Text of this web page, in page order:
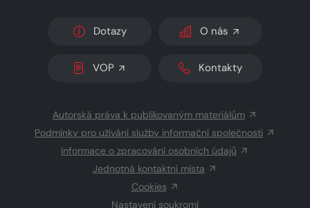
Dotazy O nás
VOP Kontakty
Autorská práva k publikovaným materiálům
Podmínky pro užívání služby informační společnosti
Informace o zpracování osobních údajů
Jednotná kontaktní místa
Cookies
Nastavení soukromí